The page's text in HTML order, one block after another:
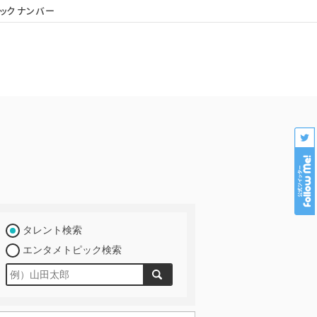
会社概要 個人情報保護
クナンバー
タレント検索
エンタメトピック検索